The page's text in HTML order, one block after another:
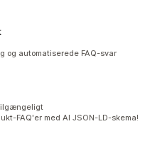
og automatiserede FAQ-svar
FAQ'er med AI JSON-LD-skema!